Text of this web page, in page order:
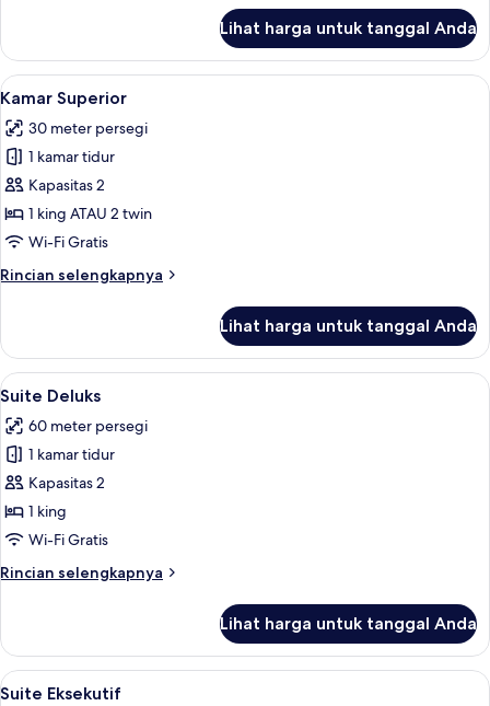
Superior
twin
Room
Lihat harga untuk tanggal Anda
Lihat
semua
foto
untuk
Kamar
Superior
Kamar Superior | Seprai premium,
10
Kamar Superior
30 meter persegi
1 kamar tidur
Kapasitas 2
1 king ATAU 2 twin
Wi-Fi Gratis
Rincian selengkapnya
Rincian
Kamar
Superior
Lihat harga untuk tanggal Anda
Lihat
semua
foto
untuk
Suite
Deluks
Suite Deluks | Seprai premium,
12
Suite Deluks
60 meter persegi
1 kamar tidur
Kapasitas 2
1 king
Wi-Fi Gratis
Rincian selengkapnya
Rincian
Suite
Deluks
Lihat harga untuk tanggal Anda
Lihat
Suite Eksekutif | Seprai premium,
14
Suite Eksekutif